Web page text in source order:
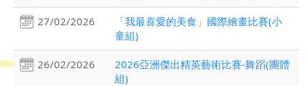
27/02/2026
「我最喜愛的美食」國際繪畫比賽(小
童組)
26/02/2026
2026亞洲傑出精英藝術比賽-舞蹈(團體
組)